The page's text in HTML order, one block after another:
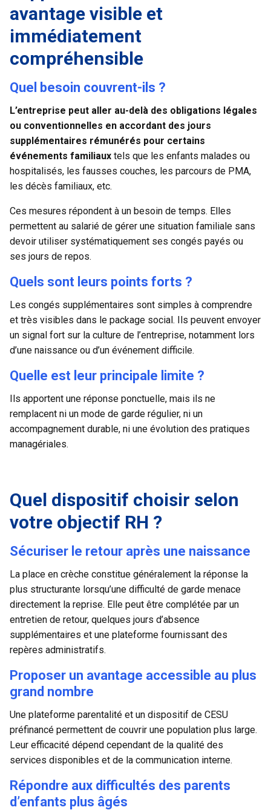
avantage visible et
immédiatement
compréhensible
Quel besoin couvrent-ils ?
L’entreprise peut aller au-delà des obligations légales
ou conventionnelles en accordant des jours
supplémentaires rémunérés pour certains
événements familiaux tels que les enfants malades ou
hospitalisés, les fausses couches, les parcours de PMA,
les décès familiaux, etc.
Ces mesures répondent à un besoin de temps. Elles
permettent au salarié de gérer une situation familiale sans
devoir utiliser systématiquement ses congés payés ou
ses jours de repos.
Quels sont leurs points forts ?
Les congés supplémentaires sont simples à comprendre
et très visibles dans le package social. Ils peuvent envoyer
un signal fort sur la culture de l’entreprise, notamment lors
d’une naissance ou d’un événement difficile.
Quelle est leur principale limite ?
Ils apportent une réponse ponctuelle, mais ils ne
remplacent ni un mode de garde régulier, ni un
accompagnement durable, ni une évolution des pratiques
managériales.
Quel dispositif choisir selon
votre objectif RH ?
Sécuriser le retour après une naissance
La place en crèche constitue généralement la réponse la
plus structurante lorsqu’une difficulté de garde menace
directement la reprise. Elle peut être complétée par un
entretien de retour, quelques jours d’absence
supplémentaires et une plateforme fournissant des
repères administratifs.
Proposer un avantage accessible au plus
grand nombre
Une plateforme parentalité et un dispositif de CESU
préfinancé permettent de couvrir une population plus large.
Leur efficacité dépend cependant de la qualité des
services disponibles et de la communication interne.
Répondre aux difficultés des parents
d’enfants plus âgés